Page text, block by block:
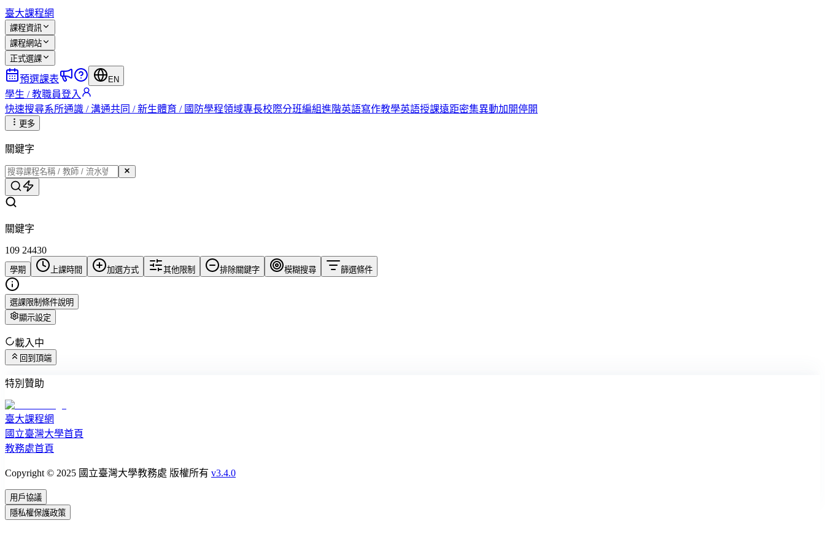
臺大課程網
課程資訊
課程網站
正式選課
預選課表 EN
學生 / 教職員登入
快速搜尋系所通識 / 溝通共同 / 新生體育 / 國防學程領域專長校際分班編組進階英語寫作教學英語授課遠距密集異動加開停開
更多
關鍵字
關鍵字
109 24430
學期 上課時間 加選方式 其他限制 排除關鍵字 模糊搜尋 篩選條件
選課限制條件說明
顯示設定
載入中
回到頂端
特別贊助
臺大課程網
國立臺灣大學首頁
教務處首頁
Copyright © 2025 國立臺灣大學教務處 版權所有 v3.4.0
用戶協議
隱私權保護政策